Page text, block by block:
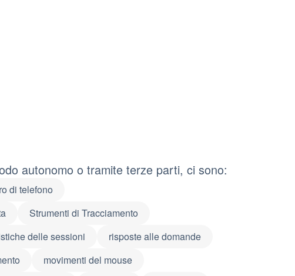
autonomo o tramite terze parti, ci sono:
di telefono
Strumenti di Tracciamento
delle sessioni
risposte alle domande
movimenti del mouse